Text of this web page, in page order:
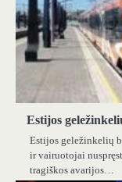
Estijos
Estijos geležinkelių
ir vairuotojai
tragiškos avarijos…